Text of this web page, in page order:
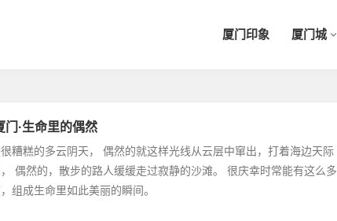
厦门印象 厦门城
门·生命里的偶然
糟糕的多云阴天， 偶然的就这样光线从云层中窜出，打着海边天际
偶然的，散步的路人缓缓走过寂静的沙滩。 很庆幸时常能有这么多
组成生命里如此美丽的瞬间。